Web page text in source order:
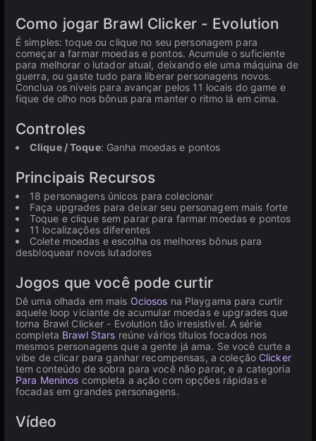
Como jogar Brawl Clicker - Evolution
É simples: toque ou clique no seu personagem para
começar a farmar moedas e pontos. Acumule o suficiente
para melhorar o lutador atual, deixando ele uma máquina de
guerra, ou gaste tudo para liberar personagens novos.
Conclua os níveis para avançar pelos 11 locais do game e
fique de olho nos bônus para manter o ritmo lá em cima.
Controles
Clique / Toque: Ganha moedas e pontos
Principais Recursos
18 personagens únicos para colecionar
Faça upgrades para deixar seu personagem mais forte
Toque e clique sem parar para farmar moedas e pontos
11 localizações diferentes
Colete moedas e escolha os melhores bônus para
desbloquear novos lutadores
Jogos que você pode curtir
Dê uma olhada em mais Ociosos na Playgama para curtir
aquele loop viciante de acumular moedas e upgrades que
torna Brawl Clicker - Evolution tão irresistível. A série
completa Brawl Stars reúne vários títulos focados nos
mesmos personagens que a gente já ama. Se você curte a
vibe de clicar para ganhar recompensas, a coleção Clicker
tem conteúdo de sobra para você não parar, e a categoria
Para Meninos completa a ação com opções rápidas e
focadas em grandes personagens.
Vídeo